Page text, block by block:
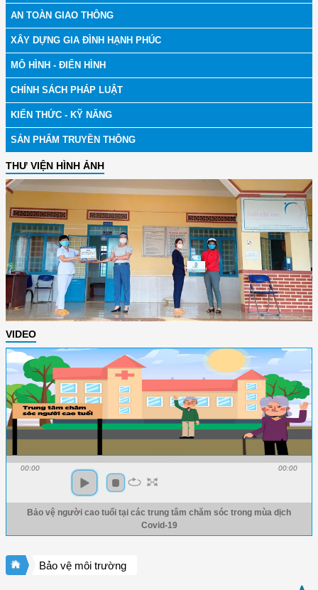
AN TOÀN GIAO THÔNG
XÂY DỰNG GIA ĐÌNH HẠNH PHÚC
MÔ HÌNH - ĐIỂN HÌNH
CHÍNH SÁCH PHÁP LUẬT
KIẾN THỨC - KỸ NĂNG
SẢN PHẨM TRUYỀN THÔNG
THƯ VIỆN HÌNH ẢNH
VIDEO
00:00 00:00
Bảo vệ người cao tuổi tại các trung tâm chăm sóc trong mùa dịch
Covid-19
Bảo vệ môi trường